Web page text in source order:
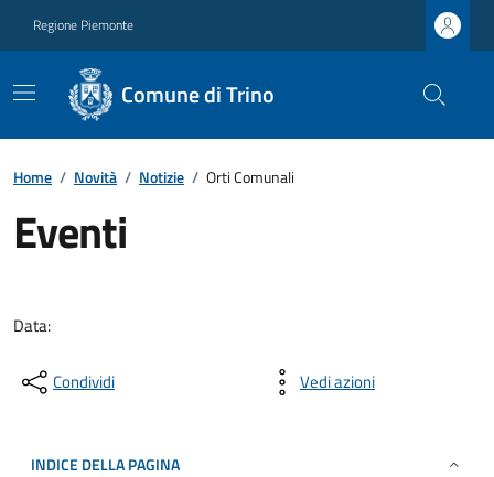
Regione Piemonte
Comune di Trino
Home / Novità / Notizie / Orti Comunali
Eventi
Data:
Condividi Vedi azioni
INDICE DELLA PAGINA